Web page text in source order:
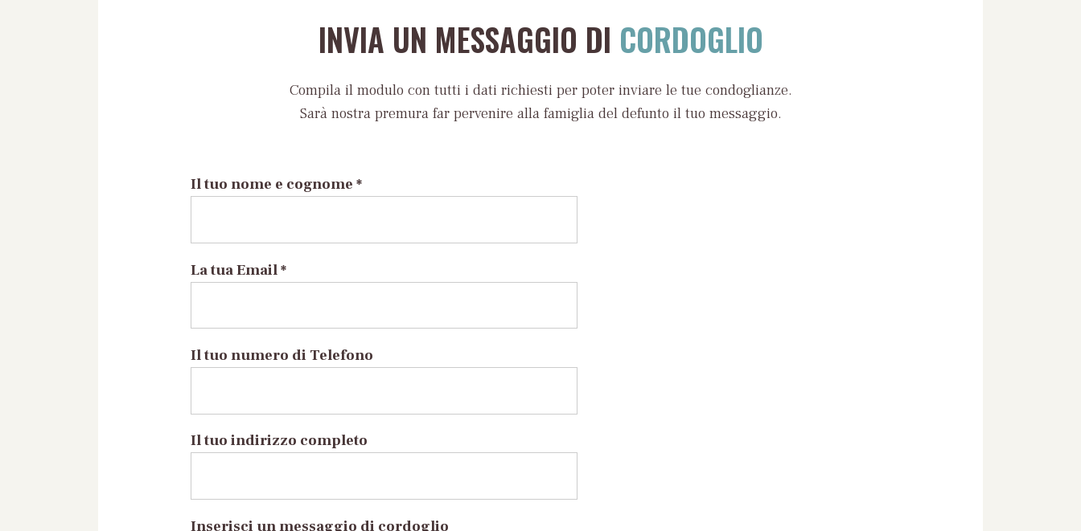
INVIA UN MESSAGGIO DI CORDOGLIO
Compila il modulo con tutti i dati richiesti per poter inviare le tue condoglianze.
Sarà nostra premura far pervenire alla famiglia del defunto il tuo messaggio.
Il tuo nome e cognome *
La tua Email *
Il tuo numero di Telefono
Il tuo indirizzo completo
Inserisci un messaggio di cordoglio